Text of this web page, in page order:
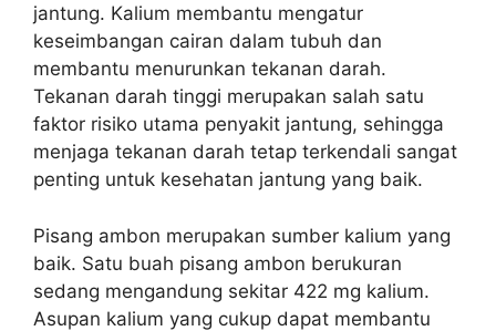
jantung. Kalium membantu mengatur
keseimbangan cairan dalam tubuh dan
membantu menurunkan tekanan darah.
Tekanan darah tinggi merupakan salah satu
faktor risiko utama penyakit jantung, sehingga
menjaga tekanan darah tetap terkendali sangat
penting untuk kesehatan jantung yang baik.
Pisang ambon merupakan sumber kalium yang
baik. Satu buah pisang ambon berukuran
sedang mengandung sekitar 422 mg kalium.
Asupan kalium yang cukup dapat membantu